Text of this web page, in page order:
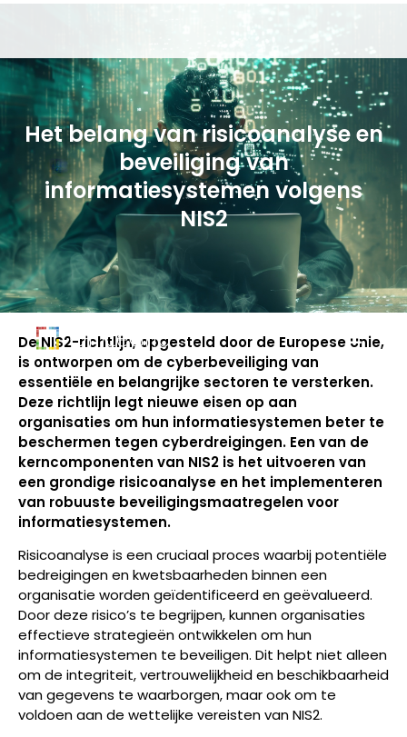
Het belang van risicoanalyse en
beveiliging van
informatiesystemen volgens
NIS2
De NIS2-richtlijn, opgesteld door de Europese Unie,
is ontworpen om de cyberbeveiliging van
essentiële en belangrijke sectoren te versterken.
Deze richtlijn legt nieuwe eisen op aan
organisaties om hun informatiesystemen beter te
beschermen tegen cyberdreigingen. Een van de
kerncomponenten van NIS2 is het uitvoeren van
een grondige risicoanalyse en het implementeren
van robuuste beveiligingsmaatregelen voor
informatiesystemen.
Risicoanalyse is een cruciaal proces waarbij potentiële
bedreigingen en kwetsbaarheden binnen een
organisatie worden geïdentificeerd en geëvalueerd.
Door deze risico’s te begrijpen, kunnen organisaties
effectieve strategieën ontwikkelen om hun
informatiesystemen te beveiligen. Dit helpt niet alleen
om de integriteit, vertrouwelijkheid en beschikbaarheid
van gegevens te waarborgen, maar ook om te
voldoen aan de wettelijke vereisten van NIS2.